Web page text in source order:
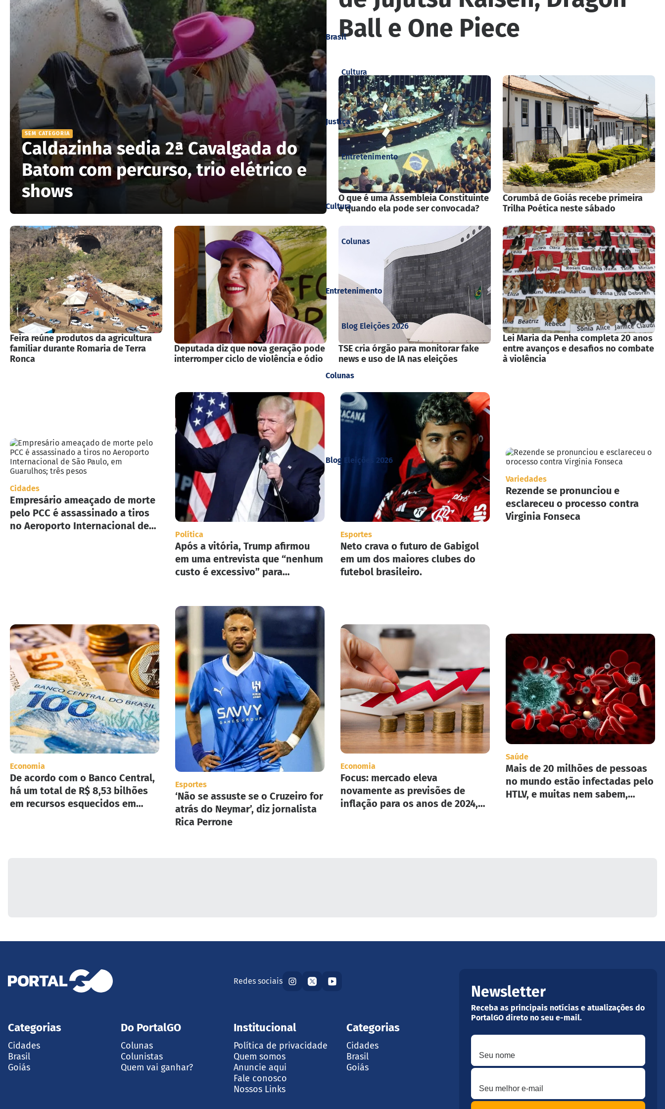
Cultura
Entretenimento
Colunas
Blog Eleições 2026
Brasil
Justiça
Cultura
Entretenimento
Colunas
Blog Eleições 2026
SEM CATEGORIA
Caldazinha sedia 2ª Cavalgada do
Batom com percurso, trio elétrico e
shows
Ball e One Piece
O que é uma Assembleia Constituinte
e quando ela pode ser convocada?
Corumbá de Goiás recebe primeira
Trilha Poética neste sábado
Feira reúne produtos da agricultura
familiar durante Romaria de Terra
Ronca
Deputada diz que nova geração pode
interromper ciclo de violência e ódio
TSE cria órgão para monitorar fake
news e uso de IA nas eleições
Lei Maria da Penha completa 20 anos
entre avanços e desafios no combate
à violência
Cidades
Empresário ameaçado de morte
pelo PCC é assassinado a tiros
no Aeroporto Internacional de
Política
Após a vitória, Trump afirmou
em uma entrevista que “nenhum
custo é excessivo” para
Estados Unidos.
Esportes
Neto crava o futuro de Gabigol
em um dos maiores clubes do
futebol brasileiro.
Variedades
Rezende se pronunciou e
esclareceu o processo contra
Virginia Fonseca
Economia
De acordo com o Banco Central,
há um total de R$ 8,53 bilhões
em recursos esquecidos em
Esportes
‘Não se assuste se o Cruzeiro for
atrás do Neymar’, diz jornalista
Rica Perrone
Economia
Focus: mercado eleva
novamente as previsões de
inflação para os anos de 2024,
Saúde
Mais de 20 milhões de pessoas
no mundo estão infectadas pelo
HTLV, e muitas nem sabem,
Redes sociais
Categorias
Cidades
Brasil
Goiás
Do PortalGO
Colunas
Colunistas
Quem vai ganhar?
Institucional
Política de privacidade
Quem somos
Anuncie aqui
Fale conosco
Nossos Links
Categorias
Cidades
Brasil
Goiás
Newsletter
Receba as principais notícias e atualizações do
PortalGO direto no seu e-mail.
Seu nome
Seu melhor e-mail